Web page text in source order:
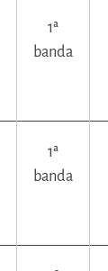
1ª
banda
1ª
banda